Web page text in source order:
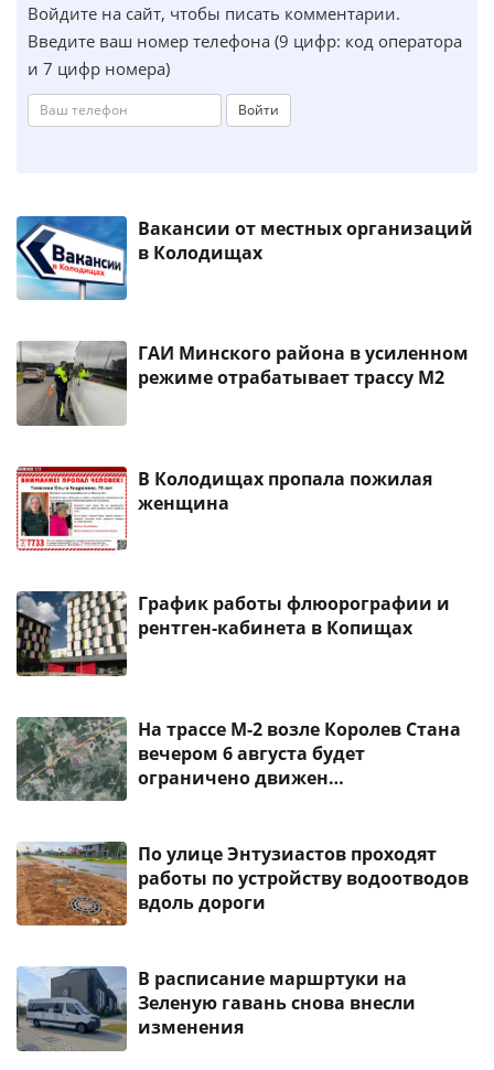
Войдите на сайт, чтобы писать комментарии.
Введите ваш номер телефона (9 цифр: код оператора
и 7 цифр номера)
Войти
Вакансии от местных организаций
в Колодищах
ГАИ Минского района в усиленном
режиме отрабатывает трассу М2
В Колодищах пропала пожилая
женщина
График работы флюорографии и
рентген-кабинета в Копищах
На трассе М-2 возле Королев Стана
вечером 6 августа будет
ограничено движен…
По улице Энтузиастов проходят
работы по устройству водоотводов
вдоль дороги
В расписание маршртуки на
Зеленую гавань снова внесли
изменения